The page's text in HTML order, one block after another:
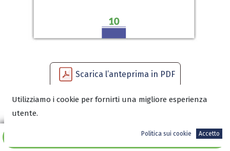
Aggiungi al carrello
Scarica l’anteprima in PDF
Utilizziamo i cookie per fornirti una migliore esperienza
utente.
Politica sui cookie Accetto